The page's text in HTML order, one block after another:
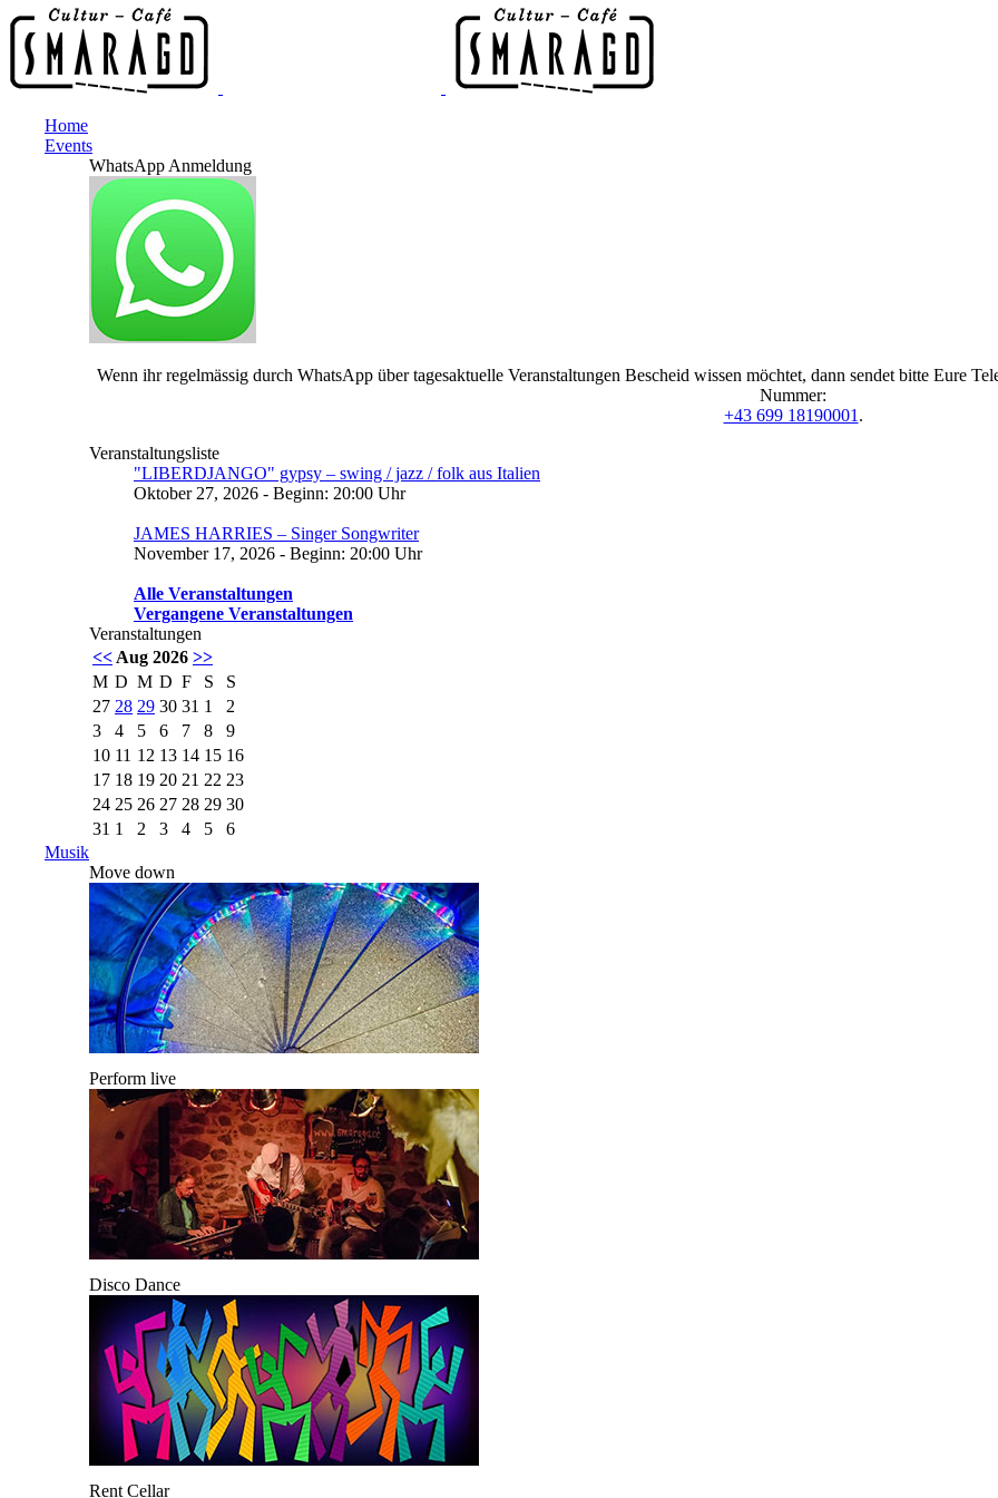
Home
Events
WhatsApp Anmeldung
Wenn ihr regelmässig durch WhatsApp über tagesaktuelle Veranstaltungen Bescheid wissen möchtet, dann sendet bitte Eure
Nummer:
+43 699 18190001 .
Veranstaltungsliste
"LIBERDJANGO" gypsy – swing / jazz / folk aus Italien
Oktober 27, 2026 - Beginn: 20:00 Uhr
JAMES HARRIES – Singer Songwriter
November 17, 2026 - Beginn: 20:00 Uhr
Alle Veranstaltungen
Vergangene Veranstaltungen
Veranstaltungen
<< Aug 2026 >>
M D M D F S
S
27 28 29 30 31 1
2
3
4 5 6 7 8
9
10 11 12 13 14 15 16
17 18 19 20 21 22 23
24 25 26 27 28 29 30
31 1 2 3 4 5
6
Musik
Move down
Perform live
Disco Dance
Rent Cellar